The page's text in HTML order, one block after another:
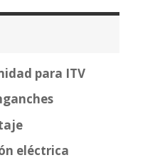
404,87€
para ITV
eléctrica